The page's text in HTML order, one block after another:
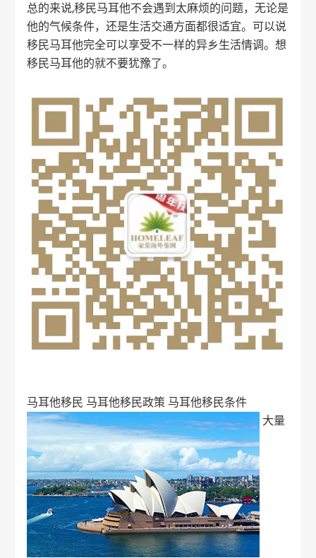
总的来说,移民马耳他不会遇到太麻烦的问题，无论是
他的气候条件，还是生活交通方面都很适宜。可以说
移民马耳他完全可以享受不一样的异乡生活情调。想
移民马耳他的就不要犹豫了。
马耳他移民 马耳他移民政策 马耳他移民条件
大量